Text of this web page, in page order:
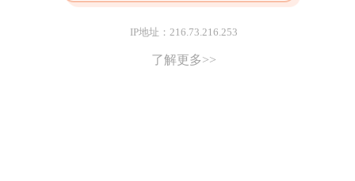
IP地址：216.73.216.253
了解更多>>